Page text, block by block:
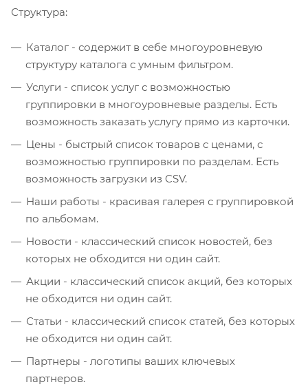
Структура:
Каталог - содержит в себе многоуровневую
структуру каталога с умным фильтром.
Услуги - список услуг с возможностью
группировки в многоуровневые разделы. Есть
возможность заказать услугу прямо из карточки.
Цены - быстрый список товаров с ценами, с
возможностью группировки по разделам. Есть
возможность загрузки из CSV.
Наши работы - красивая галерея с группировкой
по альбомам.
Новости - классический список новостей, без
которых не обходится ни один сайт.
Акции - классический список акций, без которых
не обходится ни один сайт.
Статьи - классический список статей, без которых
не обходится ни один сайт.
Партнеры - логотипы ваших ключевых
партнеров.